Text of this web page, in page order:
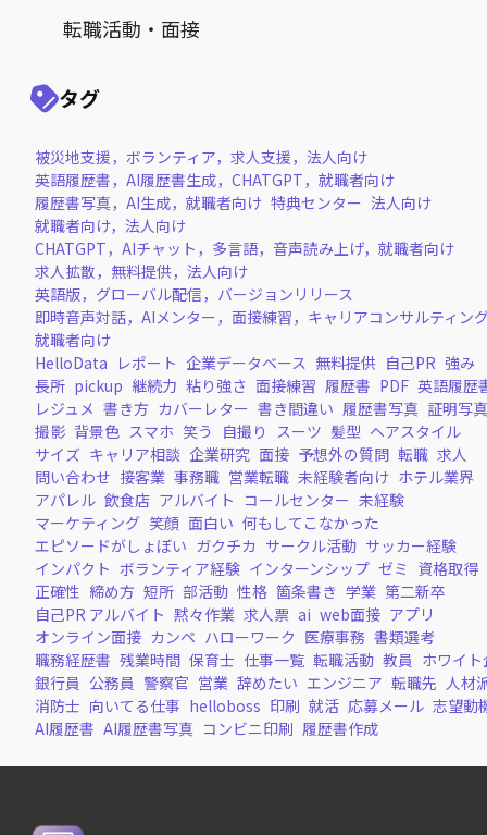
転職活動・面接
タグ
被災地支援，ボランティア，求人支援，法人向け
英語履歴書，AI履歴書生成，CHATGPT，就職者向け
履歴書写真，AI生成，就職者向け 特典センター 法人向け
就職者向け，法人向け
CHATGPT，AIチャット，多言語，音声読み上げ，就職者向け
求人拡散，無料提供，法人向け
英語版，グローバル配信，バージョンリリース
即時音声対話，AIメンター，面接練習，キャリアコンサルティン
就職者向け
HelloData レポート 企業データベース 無料提供 自己PR 強み
長所 pickup 継続力 粘り強さ 面接練習 履歴書 PDF 英語履歴
レジュメ 書き方 カバーレター 書き間違い 履歴書写真 証明写真
撮影 背景色 スマホ 笑う 自撮り スーツ 髪型 ヘアスタイル
サイズ キャリア相談 企業研究 面接 予想外の質問 転職 求人
問い合わせ 接客業 事務職 営業転職 未経験者向け ホテル業界
アパレル 飲食店 アルバイト コールセンター 未経験
マーケティング 笑顔 面白い 何もしてこなかった
エピソードがしょぼい ガクチカ サークル活動 サッカー経験
インパクト ボランティア経験 インターンシップ ゼミ 資格取得
正確性 締め方 短所 部活動 性格 箇条書き 学業 第二新卒
自己PR アルバイト 黙々作業 求人票 ai web面接 アプリ
オンライン面接 カンペ ハローワーク 医療事務 書類選考
職務経歴書 残業時間 保育士 仕事一覧 転職活動 教員 ホワイ
銀行員 公務員 警察官 営業 辞めたい エンジニア 転職先 人材
消防士 向いてる仕事 helloboss 印刷 就活 応募メール 志望動
AI履歴書 AI履歴書写真 コンビニ印刷 履歴書作成